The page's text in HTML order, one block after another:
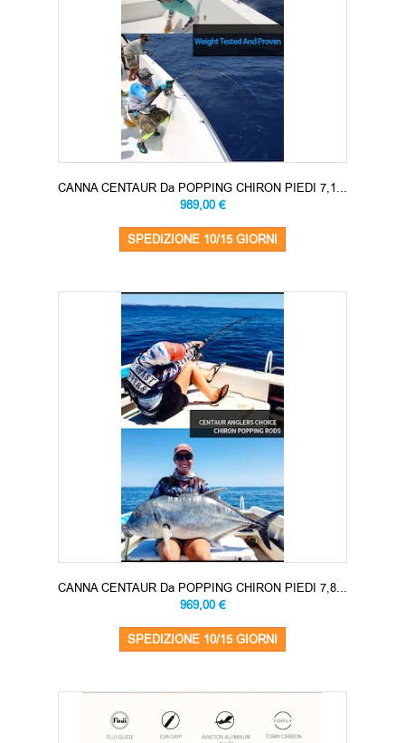
CANNA CENTAUR Da POPPING CHIRON PIEDI 7,1...
989,00 €
SPEDIZIONE 10/15 GIORNI
CANNA CENTAUR Da POPPING CHIRON PIEDI 7,8...
969,00 €
SPEDIZIONE 10/15 GIORNI